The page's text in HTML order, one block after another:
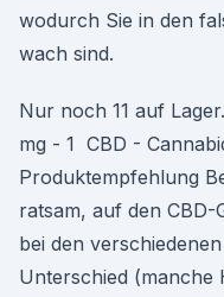
wodurch Sie in den
wach sind.
Nur noch 11 auf
mg - 1 ️ CBD -
Produktempfehlung
ratsam, auf den
bei den
Unterschied (manche